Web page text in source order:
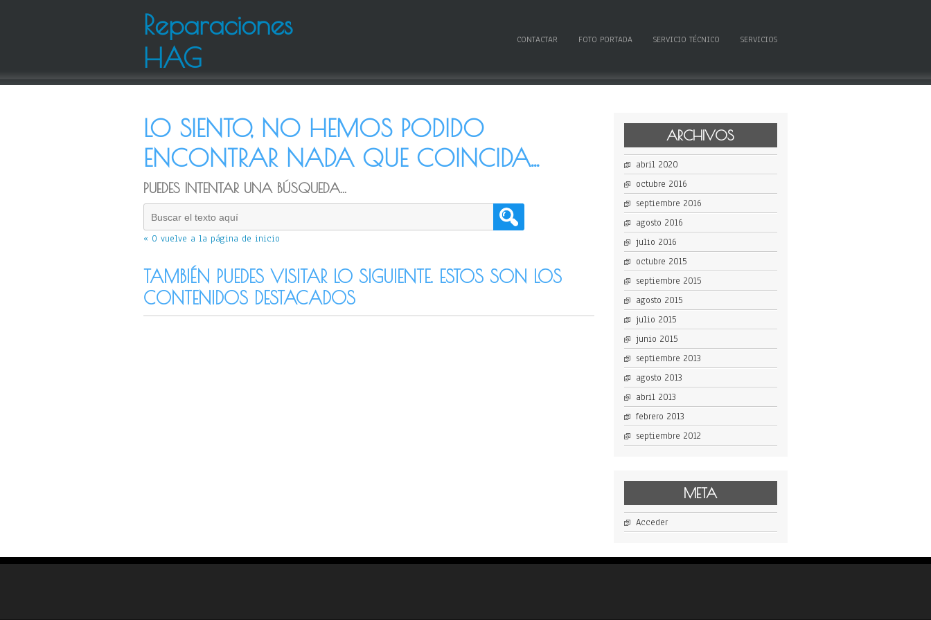
Reparaciones
HAG
CONTACTAR FOTO PORTADA SERVICIO TÉCNICO SERVICIOS
LO SIENTO, NO HEMOS PODIDO
ENCONTRAR NADA QUE COINCIDA...
PUEDES INTENTAR UNA BÚSQUEDA...
« O vuelve a la página de inicio
TAMBIÉN PUEDES VISITAR LO SIGUIENTE. ESTOS SON LOS
CONTENIDOS DESTACADOS
ARCHIVOS
abril 2020
octubre 2016
septiembre 2016
agosto 2016
julio 2016
octubre 2015
septiembre 2015
agosto 2015
julio 2015
junio 2015
septiembre 2013
agosto 2013
abril 2013
febrero 2013
septiembre 2012
META
Acceder